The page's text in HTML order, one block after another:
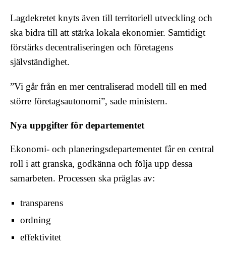
Lagdekretet knyts även till territoriell utveckling och
ska bidra till att stärka lokala ekonomier. Samtidigt
förstärks decentraliseringen och företagens
självständighet.
”Vi går från en mer centraliserad modell till en med
större företagsautonomi”, sade ministern.
Nya uppgifter för departementet
Ekonomi- och planeringsdepartementet får en central
roll i att granska, godkänna och följa upp dessa
samarbeten. Processen ska präglas av:
transparens
ordning
effektivitet